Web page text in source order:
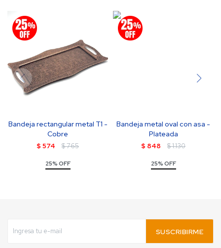
Bandeja rectangular metal T1 -
Cobre
$ 574 $765
25% OFF
Bandeja metal oval con asa -
Plateada
$ 848 $1.130
25% OFF
SUSCRIBIRME